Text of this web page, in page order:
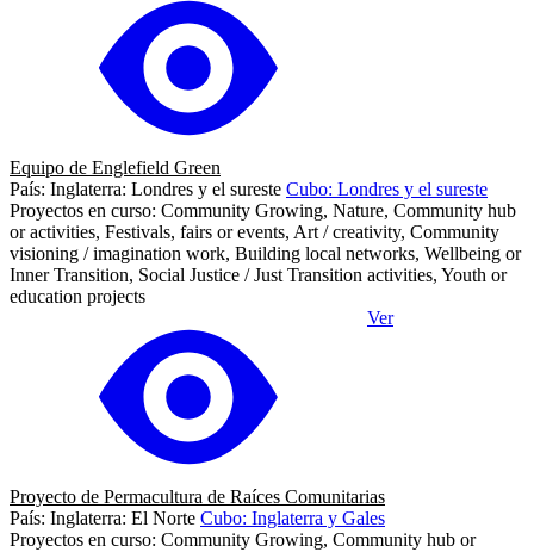
Equipo de Englefield Green
País: Inglaterra: Londres y el sureste Cubo: Londres y el sureste
Proyectos en curso: Community Growing, Nature, Community hub
or activities, Festivals, fairs or events, Art / creativity, Community
visioning / imagination work, Building local networks, Wellbeing or
Inner Transition, Social Justice / Just Transition activities, Youth or
education projects
Ver
Proyecto de Permacultura de Raíces Comunitarias
País: Inglaterra: El Norte Cubo: Inglaterra y Gales
Proyectos en curso: Community Growing, Community hub or